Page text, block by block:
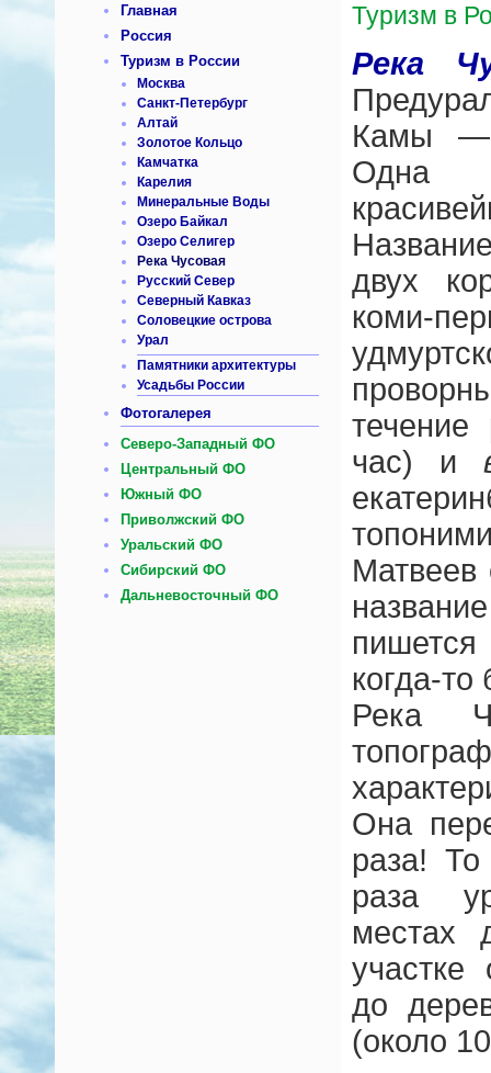
Главная
Россия
Туризм в России
Москва
Санкт-Петербург
Алтай
Золотое Кольцо
Камчатка
Карелия
Минеральные Воды
Озеро Байкал
Озеро Селигер
Река Чусовая
Русский Север
Северный Кавказ
Соловецкие острова
Урал
Памятники архитектуры
Усадьбы России
Фотогалерея
Северо-Западный ФО
Центральный ФО
Южный ФО
Приволжский ФО
Уральский ФО
Сибирский ФО
Дальневосточный ФО
Туризм в
Река
Камы —
Одна
двух
коми-
течение
час) и
Матвеев
когда-
Река
Она
раза! То
раза
местах
участке
до
(около